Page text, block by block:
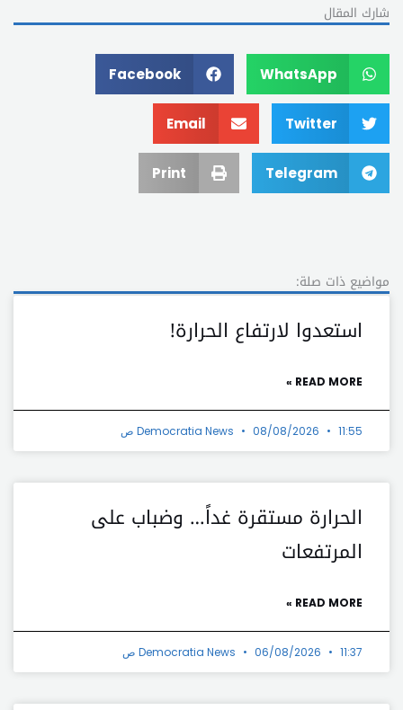
شارك المقال
WhatsApp
Facebook
Twitter
Email
Telegram
Print
مواضيع ذات صلة:
استعدوا لارتفاع الحرارة!
READ MORE »
Democratia News 08/08/2026 11:55 ص
الحرارة مستقرة غداً… وضباب على
المرتفعات
READ MORE »
Democratia News 06/08/2026 11:37 ص